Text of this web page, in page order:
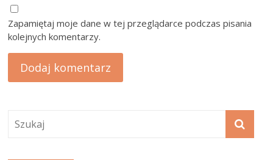
Zapamiętaj moje dane w tej przeglądarce podczas pisania
kolejnych komentarzy.